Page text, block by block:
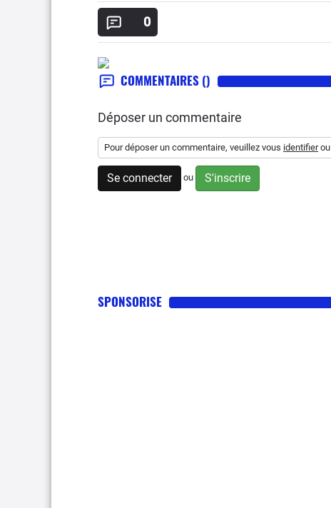
0
COMMENTAIRES ()
Déposer un commentaire
Pour déposer un commentaire, veuillez vous identifierou
Se connecter ou S'inscrire
SPONSORISE